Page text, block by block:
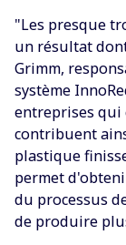
"Les presque
un résultat
Grimm,
système
entreprises qui
contribuent
plastique
permet
du processus
de produire